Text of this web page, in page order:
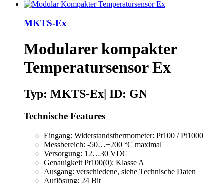
MKTS-Ex
Modularer kompakter
Temperatursensor Ex
Typ: MKTS-Ex| ID: GN
Technische Features
Eingang: Widerstandsthermometer: Pt100 / Pt1000
Messbereich: -50…+200 °C maximal
Versorgung: 12…30 VDC
Genauigkeit Pt100(0): Klasse A
Ausgang: verschiedene, siehe Technische Daten
Auflösung: 24 Bit